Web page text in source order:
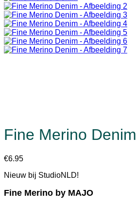
Fine Merino Denim
€6.95
Nieuw bij StudioNLD!
Fine Merino by MAJO